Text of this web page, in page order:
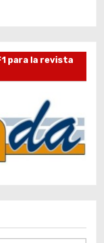
para la revista